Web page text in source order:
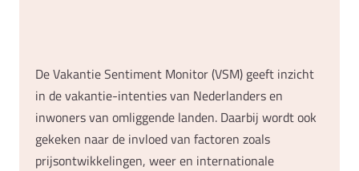
De Vakantie Sentiment Monitor (VSM) geeft inzicht
in de vakantie-intenties van Nederlanders en
inwoners van omliggende landen. Daarbij wordt ook
gekeken naar de invloed van factoren zoals
prijsontwikkelingen, weer en internationale